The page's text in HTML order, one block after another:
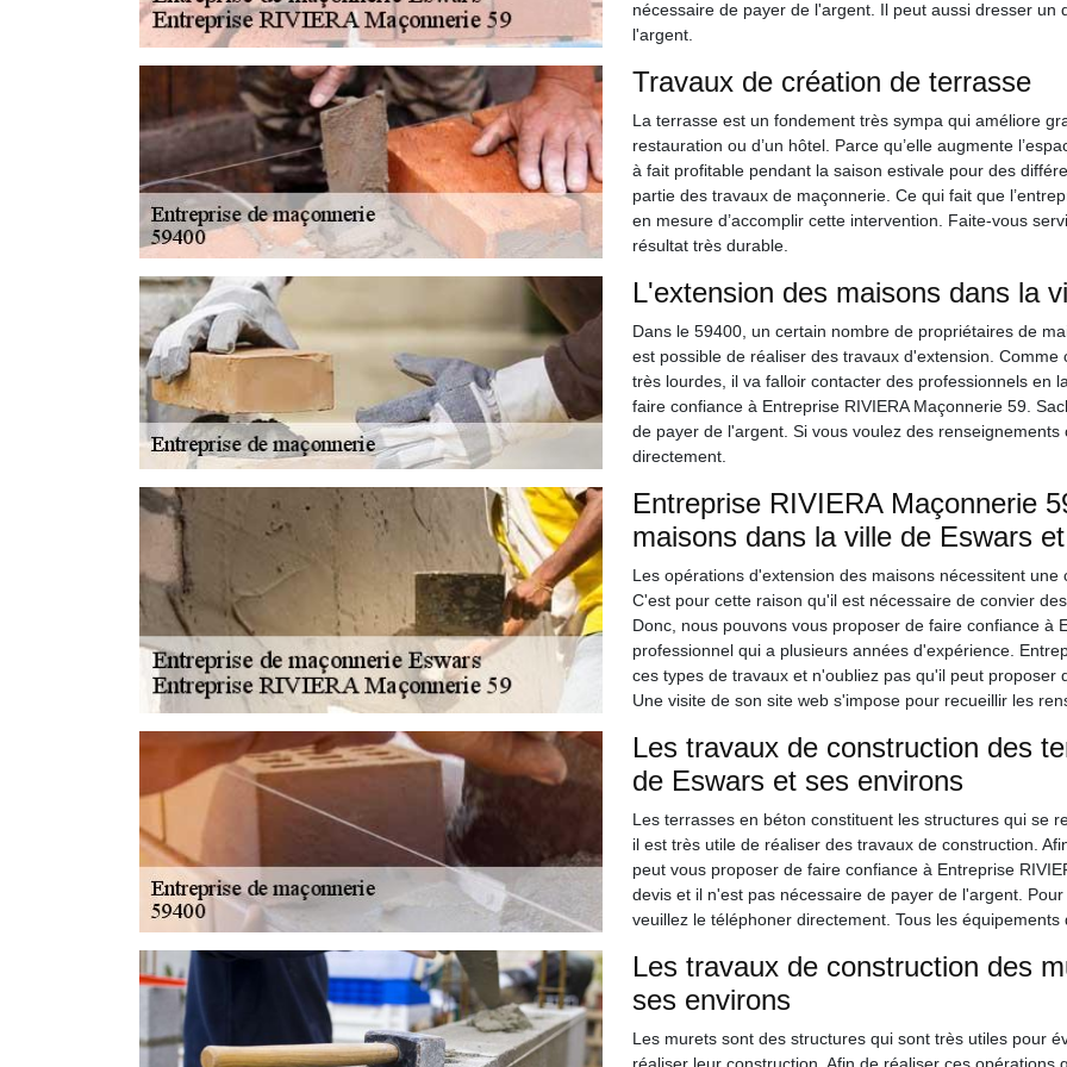
nécessaire de payer de l'argent. Il peut aussi dresser un
l'argent.
Travaux de création de terrasse
La terrasse est un fondement très sympa qui améliore
restauration ou d’un hôtel. Parce qu’elle augmente
à fait profitable pendant la saison estivale pour des
partie des travaux de maçonnerie. Ce qui fait que
en mesure d’accomplir cette intervention. Faite-vous
résultat très durable.
L'extension des maisons dans la
Dans le 59400, un certain nombre de propriétaires de
est possible de réaliser des travaux d'extension.
très lourdes, il va falloir contacter des professionnels en
faire confiance à Entreprise RIVIERA Maçonnerie 59.
de payer de l'argent. Si vous voulez des
directement.
Entreprise RIVIERA Maçonnerie
maisons dans la ville de Eswars
Les opérations d'extension des maisons nécessitent
C'est pour cette raison qu'il est nécessaire de convier
Donc, nous pouvons vous proposer de faire confiance à
professionnel qui a plusieurs années d'expérience.
ces types de travaux et n'oubliez pas qu'il peut
Une visite de son site web s'impose pour recueillir les
Les travaux de construction des
de Eswars et ses environs
Les terrasses en béton constituent les structures qui se
il est très utile de réaliser des travaux de construction.
peut vous proposer de faire confiance à Entreprise
devis et il n'est pas nécessaire de payer de l'argent.
veuillez le téléphoner directement. Tous les
Les travaux de construction des
ses environs
Les murets sont des structures qui sont très utiles pour